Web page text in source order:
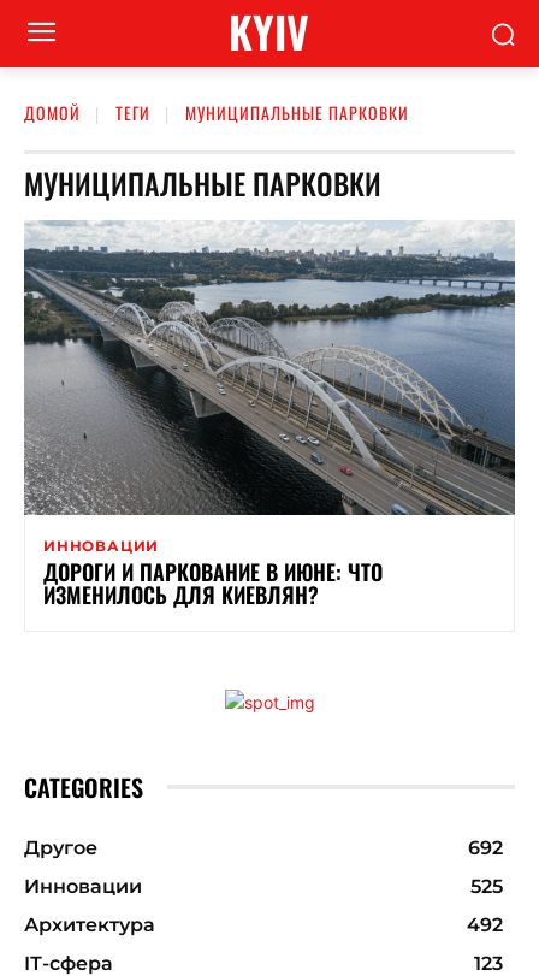
KYIV
ДОМОЙ ТЕГИ МУНИЦИПАЛЬНЫЕ ПАРКОВКИ
МУНИЦИПАЛЬНЫЕ ПАРКОВКИ
ИННОВАЦИИ
ДОРОГИ И ПАРКОВАНИЕ В ИЮНЕ: ЧТО
ИЗМЕНИЛОСЬ ДЛЯ КИЕВЛЯН?
CATEGORIES
Другое
692
Инновации
525
Архитектура
492
ІТ-сфера
123